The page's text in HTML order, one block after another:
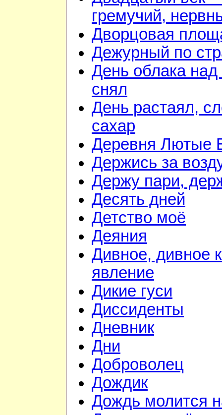
гремучий,
Дворцовая
Дежурный по
День облака
снял
День растаял,
сахар
Деревня Лютые
Держись за
Держу пари,
Десять дней
Детство моё
Деяния
Дивное, дивное
явление
Дикие гуси
Диссиденты
Дневник
Дни
Доброволец
Дождик
Дождь молится